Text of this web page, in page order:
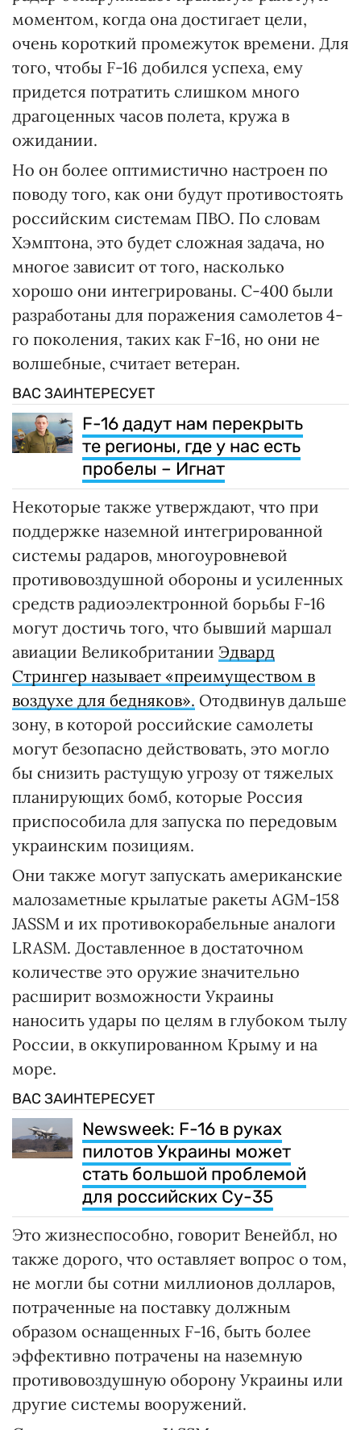
моментом, когда она достигает цели,
очень короткий промежуток времени. Для
того, чтобы F-16 добился успеха, ему
придется потратить слишком много
драгоценных часов полета, кружа в
ожидании.
Но он более оптимистично настроен по
поводу того, как они будут противостоять
российским системам ПВО. По словам
Хэмптона, это будет сложная задача, но
многое зависит от того, насколько
хорошо они интегрированы. С-400 были
разработаны для поражения самолетов 4-
го поколения, таких как F-16, но они не
волшебные, считает ветеран.
ВАС ЗАИНТЕРЕСУЕТ
F-16 дадут нам перекрыть
те регионы, где у нас есть
пробелы – Игнат
Некоторые также утверждают, что при
поддержке наземной интегрированной
системы радаров, многоуровневой
противовоздушной обороны и усиленных
средств радиоэлектронной борьбы F-16
могут достичь того, что бывший маршал
авиации Великобритании Эдвард
Стрингер называет «преимуществом в
воздухе для бедняков». Отодвинув дальше
зону, в которой российские самолеты
могут безопасно действовать, это могло
бы снизить растущую угрозу от тяжелых
планирующих бомб, которые Россия
приспособила для запуска по передовым
украинским позициям.
Они также могут запускать американские
малозаметные крылатые ракеты AGM-158
JASSM и их противокорабельные аналоги
LRASM. Доставленное в достаточном
количестве это оружие значительно
расширит возможности Украины
наносить удары по целям в глубоком тылу
России, в оккупированном Крыму и на
море.
ВАС ЗАИНТЕРЕСУЕТ
Newsweek: F-16 в руках
пилотов Украины может
стать большой проблемой
для российских Су-35
Это жизнеспособно, говорит Венейбл, но
также дорого, что оставляет вопрос о том,
не могли бы сотни миллионов долларов,
потраченные на поставку должным
образом оснащенных F-16, быть более
эффективно потрачены на наземную
противовоздушную оборону Украины или
другие системы вооружений.